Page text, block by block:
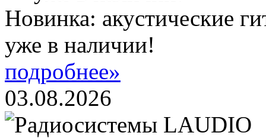
Новинка: акустические
уже в наличии!
подробнее»
03.08.2026